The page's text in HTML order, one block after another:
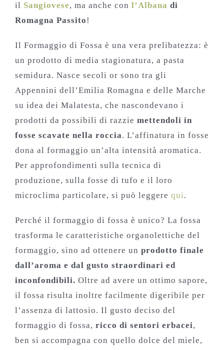
il Sangiovese, ma anche con l’Albana di
Romagna Passito !
Il Formaggio di Fossa è una vera prelibatezza: è
un prodotto di media stagionatura, a pasta
semidura. Nasce secoli or sono tra gli
Appennini dell’Emilia Romagna e delle Marche
su idea dei Malatesta, che nascondevano i
prodotti da possibili di razzie mettendoli in
fosse scavate nella roccia. L’affinatura in fosse
dona al formaggio un’alta intensità aromatica.
Per approfondimenti sulla tecnica di
produzione, sulla fosse di tufo e il loro
microclima particolare, si può leggere qui.
Perché il formaggio di fossa è unico? La fossa
trasforma le caratteristiche organolettiche del
formaggio, sino ad ottenere un prodotto finale
dall’aroma e dal gusto straordinari ed
inconfondibili. Oltre ad avere un ottimo sapore,
il fossa risulta inoltre facilmente digeribile per
l’assenza di lattosio. Il gusto deciso del
formaggio di fossa, ricco di sentori erbacei,
ben si accompagna con quello dolce del miele,